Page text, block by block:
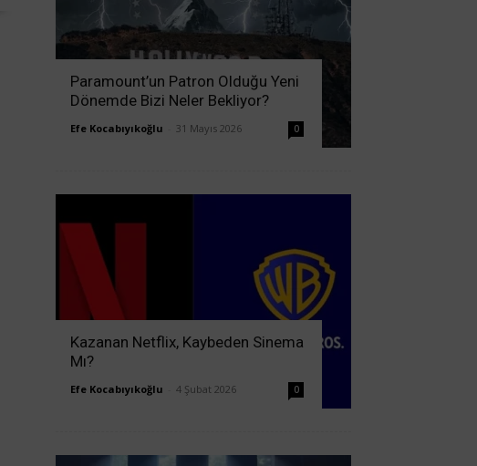
Paramount’un Patron Olduğu Yeni
Dönemde Bizi Neler Bekliyor?
Efe Kocabıyıkoğlu 31 Mayıs 2026 0
Kazanan Netflix, Kaybeden Sinema
Mı?
Efe Kocabıyıkoğlu 4 Şubat 2026 0